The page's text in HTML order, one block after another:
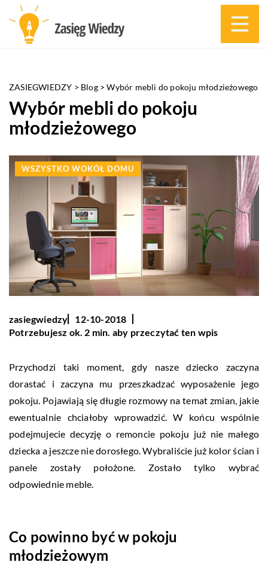
ZASIEGWIEDZY > Blog>Wybór mebli do pokoju młodzieżowego
Wybór mebli do pokoju
młodzieżowego
WSZYSTKO WOKÓŁ DOMU
zasiegwiedzy
12-10-2018
Potrzebujesz ok. 2 min. aby przeczytać ten wpis
Przychodzi taki moment, gdy nasze dziecko zaczyna
dorastać i zaczyna mu przeszkadzać wyposażenie jego
pokoju. Pojawiają się długie rozmowy na temat zmian, jakie
ewentualnie chciałoby wprowadzić. W końcu wspólnie
podejmujecie decyzję o remoncie pokoju już nie małego
dziecka a jeszcze nie dorosłego. Wybraliście już kolor ścian i
panele zostały położone. Zostało tylko wybrać
odpowiednie meble.
Co powinno być w pokoju
młodzieżowym